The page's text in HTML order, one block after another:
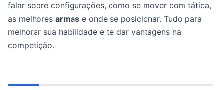
falar sobre configurações, como se mover com tática,
as melhores armas e onde se posicionar. Tudo para
melhorar sua habilidade e te dar vantagens na
competição.